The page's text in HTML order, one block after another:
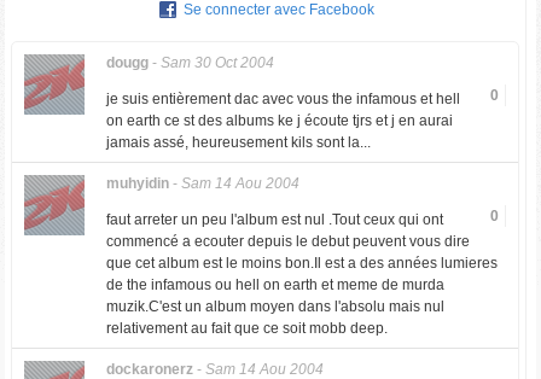
Se connecter avec Facebook
dougg- Sam 30 Oct 2004
0
je suis entièrement dac avec vous the infamous et hell
on earth ce st des albums ke j écoute tjrs et j en aurai
jamais assé, heureusement kils sont la...
muhyidin- Sam 14 Aou 2004
0
faut arreter un peu l'album est nul .Tout ceux qui ont
commencé a ecouter depuis le debut peuvent vous dire
que cet album est le moins bon.Il est a des années lumieres
de the infamous ou hell on earth et meme de murda
muzik.C'est un album moyen dans l'absolu mais nul
relativement au fait que ce soit mobb deep.
dockaronerz- Sam 14 Aou 2004